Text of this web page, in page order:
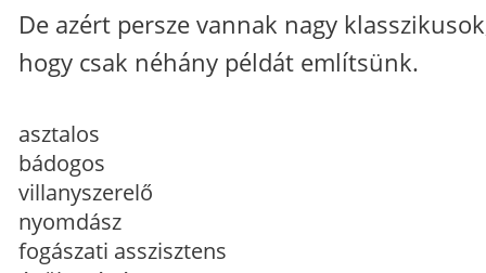
De azért persze vannak nagy
hogy csak néhány példát említsünk.
asztalos
bádogos
villanyszerelő
nyomdász
fogászati asszisztens